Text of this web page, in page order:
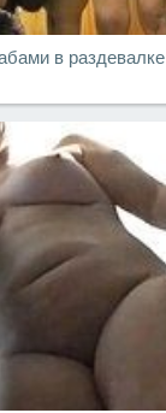
в раздевалке